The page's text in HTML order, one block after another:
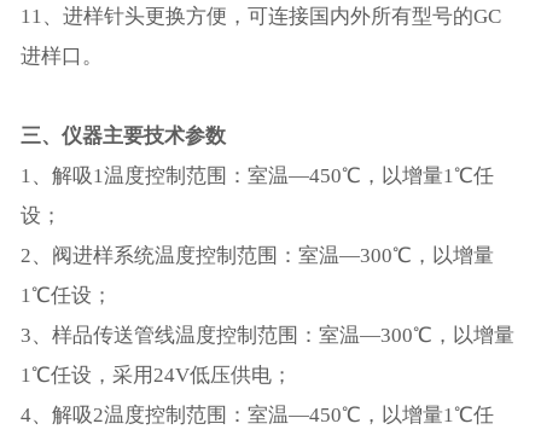
11、进样针头更换方便，可连接国内外所有型号的GC
进样口。
三、仪器主要技术参数
1、解吸1温度控制范围：室温—450℃，以增量1℃任
设；
2、阀进样系统温度控制范围：室温—300℃，以增量
1℃任设；
3、样品传送管线温度控制范围：室温—300℃，以增量
1℃任设，采用24V低压供电；
4、解吸2温度控制范围：室温—450℃，以增量1℃任